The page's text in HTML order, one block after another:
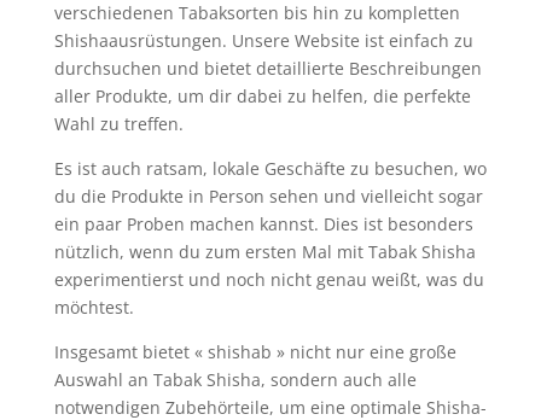
verschiedenen Tabaksorten bis hin zu kompletten
Shishaausrüstungen. Unsere Website ist einfach zu
durchsuchen und bietet detaillierte Beschreibungen
aller Produkte, um dir dabei zu helfen, die perfekte
Wahl zu treffen.
Es ist auch ratsam, lokale Geschäfte zu besuchen, wo
du die Produkte in Person sehen und vielleicht sogar
ein paar Proben machen kannst. Dies ist besonders
nützlich, wenn du zum ersten Mal mit Tabak Shisha
experimentierst und noch nicht genau weißt, was du
möchtest.
Insgesamt bietet « shishab » nicht nur eine große
Auswahl an Tabak Shisha, sondern auch alle
notwendigen Zubehörteile, um eine optimale Shisha-